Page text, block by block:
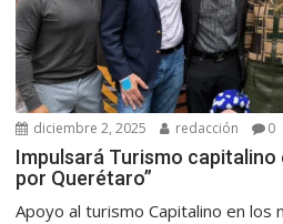
diciembre 2, 2025 redacción 0
Impulsará Turismo capitalino
por Querétaro”
Apoyo al turismo Capitalino en los